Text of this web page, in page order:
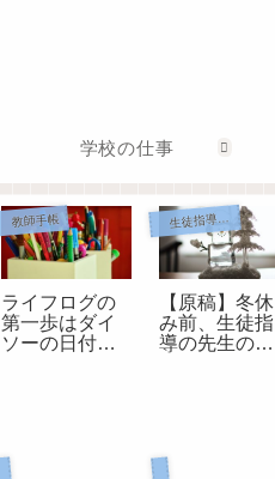
学校の仕事
教師手帳
ライフログの
第一歩はダイ
ソーの日付ス
生徒指導担当として
【原稿】冬休
み前、生徒指
導の先生のお
教師手帳 ジャーナリング